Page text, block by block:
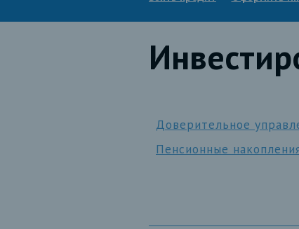
Доверительное
Пенсионные